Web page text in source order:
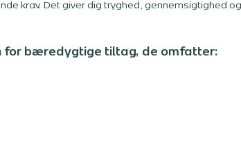
krav. Det giver dig tryghed, gennemsigtighed
for bæredygtige tiltag, de omfatter: